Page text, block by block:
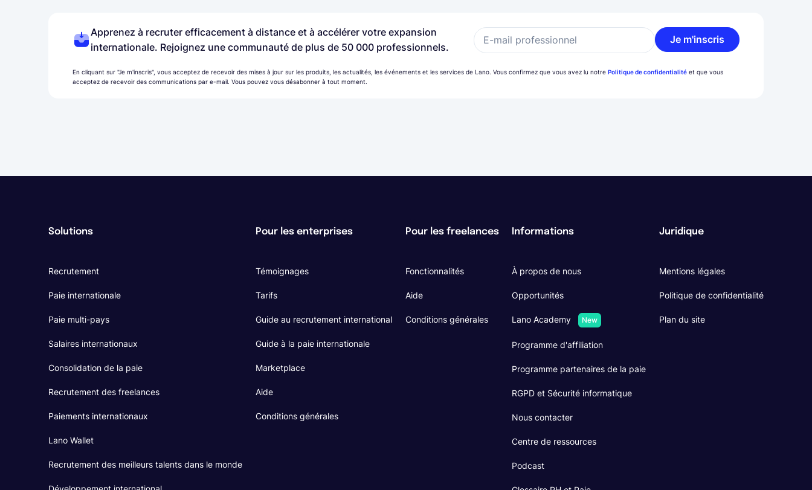
Apprenez à recruter efficacement à distance et à accélérer votre expansion
internationale. Rejoignez une communauté de plus de 50 000 professionnels.
E-mail professionnel Je m'inscris
En cliquant sur "Je m'inscris", vous acceptez de recevoir des mises à jour sur les produits, les actualités, les événements et les services de Lano. Vous confirmez que vous avez lu notre Politique de confidentialité et que vous
acceptez de recevoir des communications par e-mail. Vous pouvez vous désabonner à tout moment.
Solutions
Recrutement
Paie internationale
Paie multi-pays
Salaires internationaux
Consolidation de la paie
Recrutement des freelances
Paiements internationaux
Lano Wallet
Recrutement des meilleurs talents dans le monde
Pour les enterprises
Témoignages
Tarifs
Guide au recrutement international
Guide à la paie internationale
Marketplace
Aide
Conditions générales
Pour les freelances
Fonctionnalités
Aide
Conditions générales
Informations
À propos de nous
Opportunités
Lano Academy New
Programme d'affiliation
Programme partenaires de la paie
RGPD et Sécurité informatique
Nous contacter
Centre de ressources
Podcast
Juridique
Mentions légales
Politique de confidentialité
Plan du site